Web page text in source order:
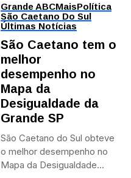
Grande ABCMaisPolítica
São Caetano Do Sul
Últimas Notícias
São Caetano tem o
melhor
desempenho no
Mapa da
Desigualdade da
Grande SP
São Caetano do Sul obteve
o melhor desempenho no
Mapa da Desigualdade...